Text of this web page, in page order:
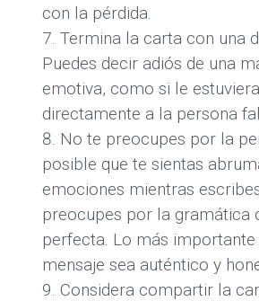
con la pérdida.
Termina la carta con una
Puedes decir adiós de una
emotiva, como si le
directamente a la persona
No te preocupes por la
posible que te sientas
emociones mientras
preocupes por la gramática
perfecta. Lo más importante
mensaje sea auténtico y
Considera compartir la